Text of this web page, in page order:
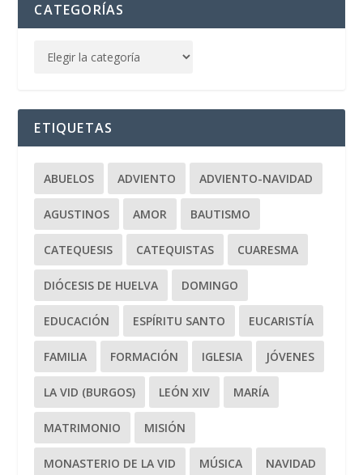
CATEGORÍAS
ETIQUETAS
ABUELOS ADVIENTO ADVIENTO-NAVIDAD
AGUSTINOS AMOR BAUTISMO
CATEQUESIS CATEQUISTAS CUARESMA
DIÓCESIS DE HUELVA DOMINGO
EDUCACIÓN ESPÍRITU SANTO EUCARISTÍA
FAMILIA FORMACIÓN IGLESIA JÓVENES
LA VID (BURGOS) LEÓN XIV MARÍA
MATRIMONIO MISIÓN
MONASTERIO DE LA VID MÚSICA NAVIDAD